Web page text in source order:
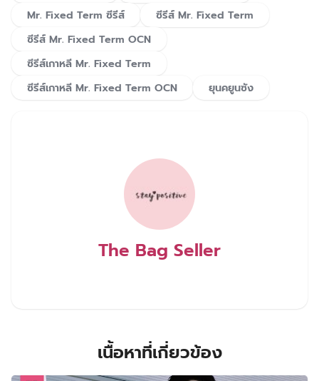
Mr. Fixed Term ซีรีส์
ซีรีส์ Mr. Fixed Term
ซีรีส์ Mr. Fixed Term OCN
ซีรีส์เกาหลี Mr. Fixed Term
ซีรีส์เกาหลี Mr. Fixed Term OCN
ยุนคยูนซัง
The Bag Seller
เนื้อหาที่เกี่ยวข้อง